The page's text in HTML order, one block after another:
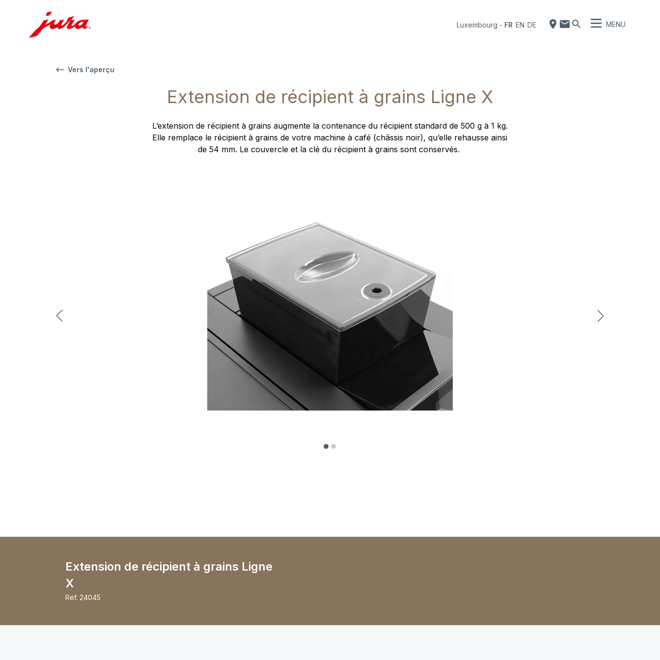
Luxembourg - FR EN DE MENU
Vers l'aperçu
Extension de récipient à grains Ligne X
L’extension de récipient à grains augmente la contenance du récipient standard de 500 g à 1 kg.
Elle remplace le récipient à grains de votre machine à café (châssis noir), qu’elle rehausse ainsi
de 54 mm. Le couvercle et la clé du récipient à grains sont conservés.
Extension de récipient à grains Ligne
X
Réf. 24045